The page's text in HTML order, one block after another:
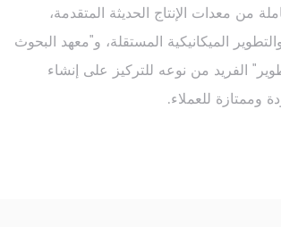
من معدات الإنتاج الحديثة المتقدمة،
الميكانيكية المستقلة، و"معهد البحوث
الفريد من نوعه للتركيز على إنشاء
وممتازة للعملاء.